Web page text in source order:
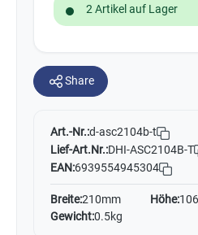
2 Artikel auf Lager
Share
Art.-Nr.:d-asc2104b-t
Lief-Art.Nr.:DHI-ASC2104B-T
EAN:6939554945304
Breite:210mm Höhe:
Gewicht:0.5kg